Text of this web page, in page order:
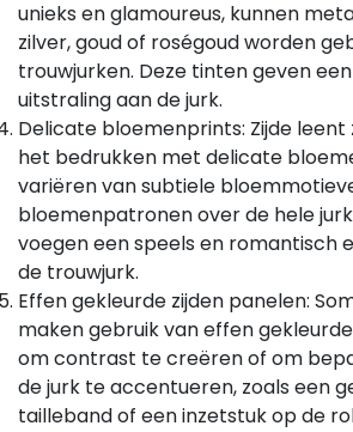
unieks en glamoureus, kunnen
zilver, goud of roségoud worden
trouwjurken. Deze tinten geven
uitstraling aan de jurk.
Delicate bloemenprints: Zijde leent
het bedrukken met delicate
variëren van subtiele
bloemenpatronen over de hele
voegen een speels en romantisch
de trouwjurk.
Effen gekleurde zijden panelen:
maken gebruik van effen
om contrast te creëren of om
de jurk te accentueren, zoals een
tailleband of een inzetstuk op de